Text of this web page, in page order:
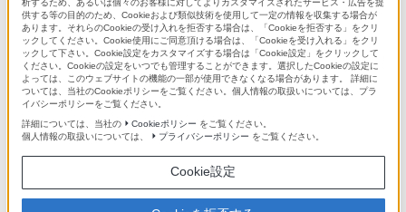
カムコーダー用周辺機器・アクセサリー
ACCKIT-D12B
アクセサリーキット
対応商品・アクセサリー
析するため、あるいは個々のお客様に対してよりカスタマイズされたサービス・広告を提
供する等の目的のため、Cookieおよび類似技術を使用して一定の情報を収集する場合が
あります。それらのCookieの受け入れを拒否する場合は、「Cookieを拒否する」をクリ
ックしてください。Cookie使用にご同意頂ける場合は、「Cookieを受け入れる」をクリ
ックして下さい。Cookie設定をカスタマイズする場合は「Cookie設定」をクリックして
ください。Cookieの設定をいつでも管理することができます。選択したCookieの設定に
よっては、このウェブサイトの機能の一部が使用できなくなる場合があります。 詳細に
ついては、当社のCookieポリシーをご覧ください。個人情報の取扱いについては、プラ
イバシーポリシーをご覧ください。
詳細については、当社の
Cookieポリシー をご覧ください。
個人情報の取扱いについては、
プライバシーポリシー をご覧ください。
Cookie設定